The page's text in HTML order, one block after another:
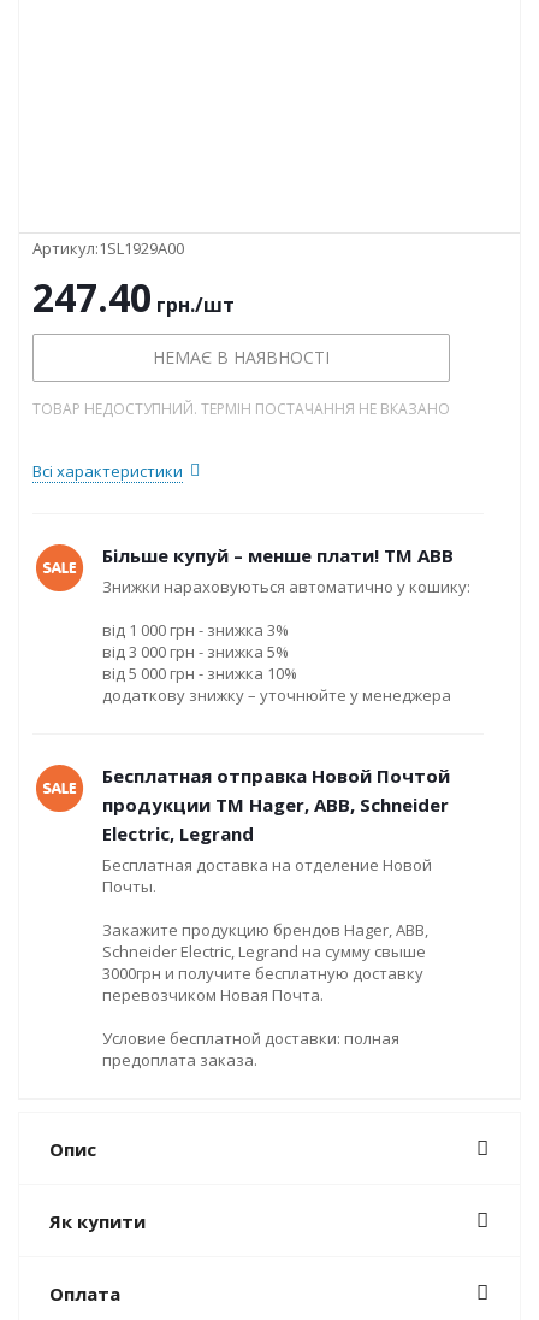
Артикул:1SL1929A00
247.40 грн./шт
НЕМАЄ В НАЯВНОСТІ
ТОВАР НЕДОСТУПНИЙ. ТЕРМІН ПОСТАЧАННЯ НЕ ВКАЗАНО
Всі характеристики
Більше купуй – менше плати! ТМ ABB
Знижки нараховуються автоматично у кошику:
від 1 000 грн - знижка 3%
від 3 000 грн - знижка 5%
від 5 000 грн - знижка 10%
додаткову знижку – уточнюйте у менеджера
Бесплатная отправка Новой Почтой
продукции ТМ Hager, ABB, Schneider
Electric, Legrand
Бесплатная доставка на отделение Новой
Почты.
Закажите продукцию брендов Hager, ABB,
Schneider Electric, Legrand на сумму свыше
3000грн и получите бесплатную доставку
перевозчиком Новая Почта.
Условие бесплатной доставки: полная
предоплата заказа.
Опис
Як купити
Оплата